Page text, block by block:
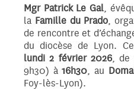
Mgr Patrick Le Gal,
la Famille du Prado,
de rencontre et
du diocèse de Lyon.
lundi 2 février 2026, de
9h30) à16h30, au
Foy-lès-Lyon).